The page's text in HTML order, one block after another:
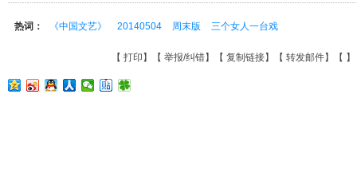
热词： 《中国文艺》 20140504 周末版 三个女人一台戏
【 打印 】【 举报/纠错】【 复制链接】【 转发邮件】【 】